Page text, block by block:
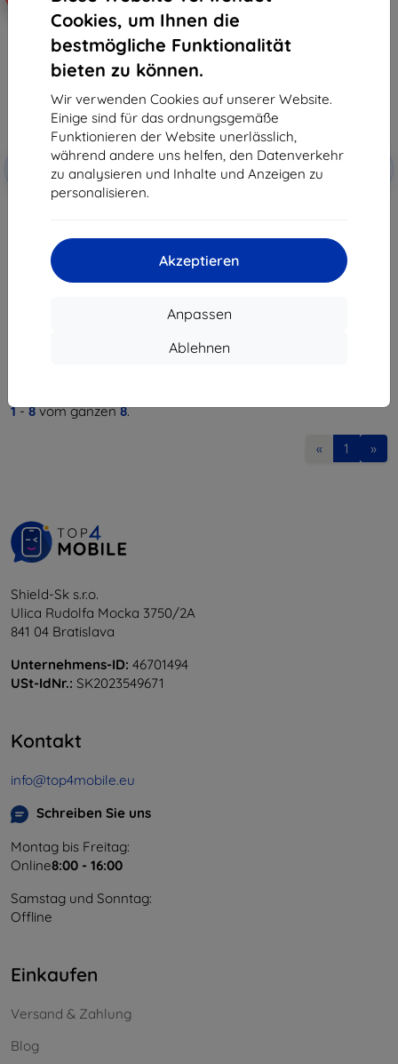
Cookies, um Ihnen die
bestmögliche Funktionalität
bieten zu können.
Wir verwenden Cookies auf unserer Website.
Einige sind für das ordnungsgemäße
Funktionieren der Website unerlässlich,
während andere uns helfen, den Datenverkehr
zu analysieren und Inhalte und Anzeigen zu
personalisieren.
Akzeptieren
Anpassen
Ablehnen
Rabatt
mit
Gutschein
EXTRA10 -10%
Rabatt
mit
Gutschein
1-8vom ganzen8.
« 1 »
Shield-Sk s.r.o.
Ulica Rudolfa Mocka 3750/2A
841 04 Bratislava
Unternehmens-ID: 46701494
USt-IdNr.: SK2023549671
Kontakt
info@top4mobile.eu
Schreiben Sie uns
Montag bis Freitag:
Online8:00 - 16:00
Samstag und Sonntag:
Offline
Einkaufen
Versand & Zahlung
Blog